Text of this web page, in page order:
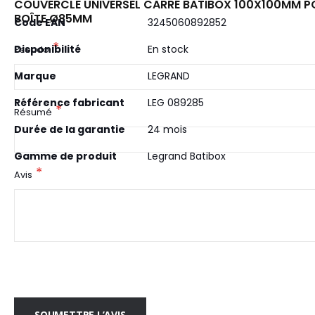
d’information
Code EAN
3245060892852
Disponibilité
En stock
Marque
LEGRAND
Référence fabricant
LEG 089285
Durée de la garantie
24 mois
Gamme de produit
Legrand Batibox
COUVERCLE UNIVERSEL CARRÉ BATIBOX 100X100MM
BOÎTE Ø85MM
Pseudo
Résumé
Avis